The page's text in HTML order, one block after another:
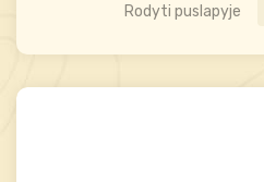
Rodyti puslapyje